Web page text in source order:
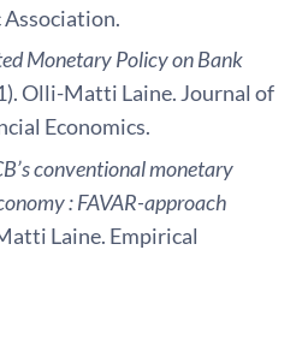
Association.
Monetary Policy on Bank
Olli-Matti Laine. Journal of
Economics.
conventional monetary
: FAVAR-approach
Laine. Empirical